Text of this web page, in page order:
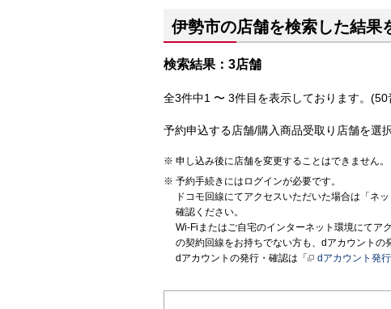
伊勢市の店舗を検索した結果
検索結果：3店舗
全3件中1 〜 3件目を表示しております。(50
予約申込する店舗/購入商品受取り店舗を選
申し込み後に店舗を変更することはできません。
予約手続きにはログインが必要です。
ドコモ回線にてアクセスいただいた場合は「ネ
確認ください。
Wi-Fiまたはご自宅のインターネット環境にてア
の契約回線をお持ちでない方も、dアカウントの
dアカウントの発行・確認は「
dアカウント発行